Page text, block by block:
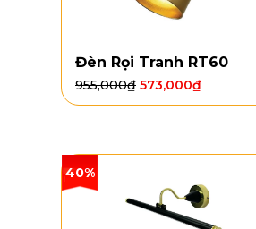
Đèn Rọi Tranh RT60
955,000₫ 573,000₫
40%